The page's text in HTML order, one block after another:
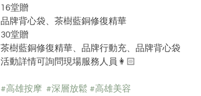
16堂贈
品牌背心袋、茶樹藍銅修復精華
30堂贈
茶樹藍銅修復精華、品牌行動充、品牌背心袋
活動詳情可詢問現場服務人員👩🏻
#高雄按摩 #深層放鬆 #高雄美容